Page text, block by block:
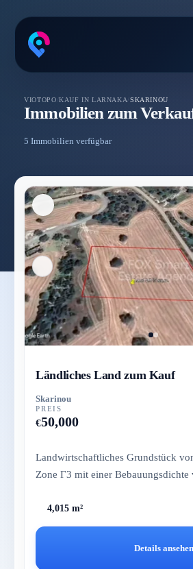
VIOTOPO /KAUF IN LARNAKA SKARINOU
Immobilien zum
5 Immobilien verfügbar
Ländliches Land zum Kauf
Skarinou
PREIS
€50,000
Landwirtschaftliches Grundstück
Zone Γ3 mit einer Bebauungsdichte
4,015 m²
Details ansehen